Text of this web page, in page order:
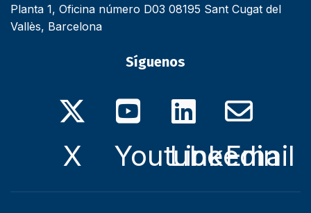
Planta 1, Oficina número D03 08195 Sant Cugat del
Vallès, Barcelona
Síguenos
X YoutubeLinkedin
Email